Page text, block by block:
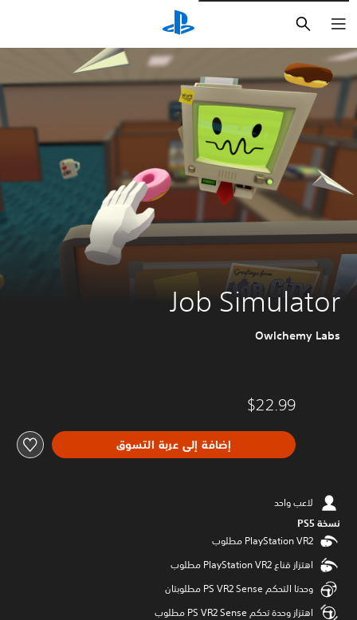
Job Simulator
Owlchemy Labs
$22.99
إضافة إلى عربة التسوق
لاعب واحد
نسخة PS5‏
اهتزاز قناع PlayStation VR2 مطلوب
وحدتا التحكم PS VR2 Sense مطلوبتان
اهتزاز وحدة تحكم PS VR2 Sense مطلوب